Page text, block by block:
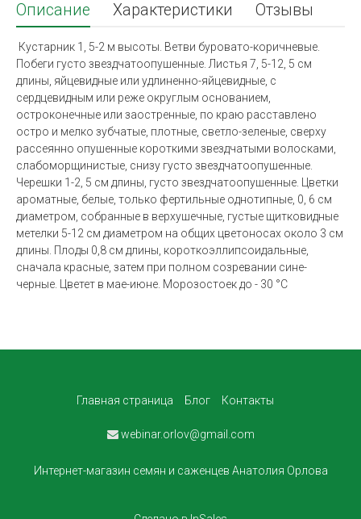
Описание Характеристики Отзывы
Кустарник 1, 5-2 м высоты. Ветви буровато-коричневые.
Побеги густо звездчатоопушенные. Листья 7, 5-12, 5 см
длины, яйцевидные или удлиненно-яйцевидные, с
сердцевидным или реже округлым основанием,
остроконечные или заостренные, по краю расставлено
остро и мелко зубчатые, плотные, светло-зеленые, сверху
рассеянно опушенные короткими звездчатыми волосками,
слабоморщинистые, снизу густо звездчатоопушенные.
Черешки 1-2, 5 см длины, густо звездчатоопушенные. Цветки
ароматные, белые, только фертильные однотипные, 0, 6 см
диаметром, собранные в верхушечные, густые щитковидные
метелки 5-12 см диаметром на общих цветоносах около 3 см
длины. Плоды 0,8 см длины, короткоэллипсоидальные,
сначала красные, затем при полном созревании сине-
черные. Цветет в мае-июне. Морозостоек до - 30 °C
Главная страница Блог Контакты
webinar.orlov@gmail.com
Интернет-магазин семян и саженцев Анатолия Орлова